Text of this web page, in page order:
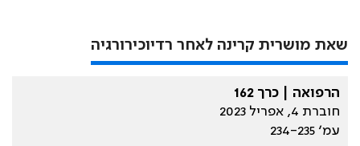
שאת מושרית קרינה לאחר רדיוכירורגיה
הרפואה | כרך 162
חוברת 4, אפריל 2023
עמ׳ 234-235